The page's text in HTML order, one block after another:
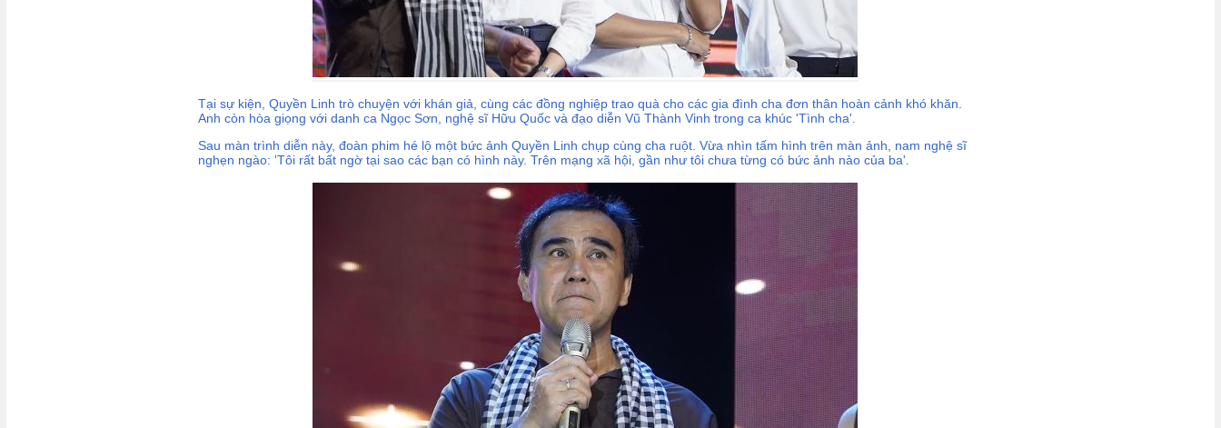
Tại sự kiện, Quyền Linh trò chuyện với khán giả, cùng các đồng nghiệp trao quà cho các gia đình cha đơn thân hoàn cảnh khó khăn.
Anh còn hòa giọng với danh ca Ngọc Sơn, nghệ sĩ Hữu Quốc và đạo diễn Vũ Thành Vinh trong ca khúc 'Tình cha'.
Sau màn trình diễn này, đoàn phim hé lộ một bức ảnh Quyền Linh chụp cùng cha ruột. Vừa nhìn tấm hình trên màn ảnh, nam nghệ sĩ
nghẹn ngào: 'Tôi rất bất ngờ tại sao các bạn có hình này. Trên mạng xã hội, gần như tôi chưa từng có bức ảnh nào của ba'.